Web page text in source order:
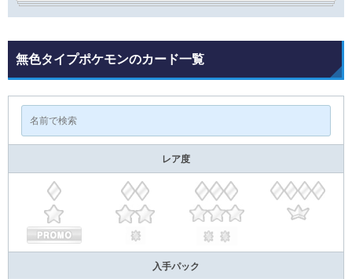
無色タイプポケモンのカード一覧
レア度
入手パック